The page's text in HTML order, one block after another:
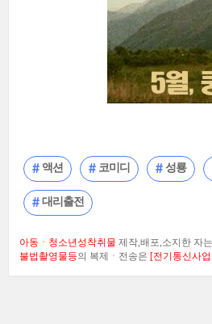
액션 코미디 성룡
대리출전
아동ㆍ청소년성착취물 제작,배포,소지한 자는
불법촬영물등의 복제ㆍ전송은 [전기통신사